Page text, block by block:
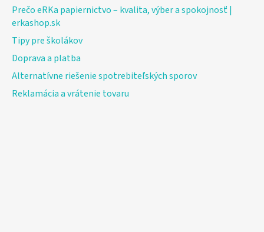
Prečo eRKa papiernictvo – kvalita, výber a spokojnosť |
erkashop.sk
Tipy pre školákov
Doprava a platba
Alternatívne riešenie spotrebiteľských sporov
Reklamácia a vrátenie tovaru